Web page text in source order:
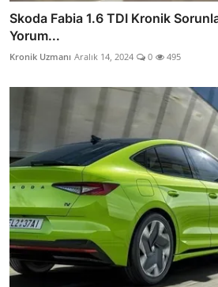
Skoda Fabia 1.6 TDI Kronik
Yorum...
Kronik Uzmanı Aralık 14, 2024 0 495